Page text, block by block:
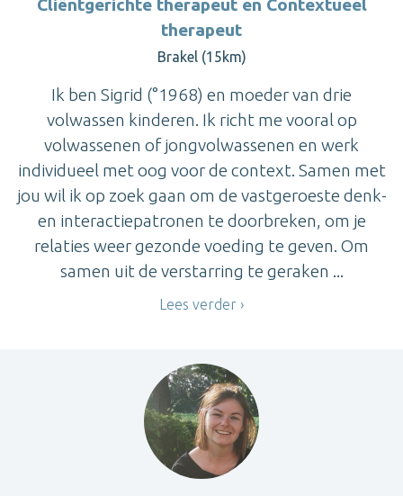
Cliëntgerichte therapeut en Contextueel
therapeut
Brakel (15km)
Ik ben Sigrid (°1968) en moeder van drie
volwassen kinderen. Ik richt me vooral op
volwassenen of jongvolwassenen en werk
individueel met oog voor de context. Samen met
jou wil ik op zoek gaan om de vastgeroeste denk-
en interactiepatronen te doorbreken, om je
relaties weer gezonde voeding te geven. Om
samen uit de verstarring te geraken ...
Lees verder